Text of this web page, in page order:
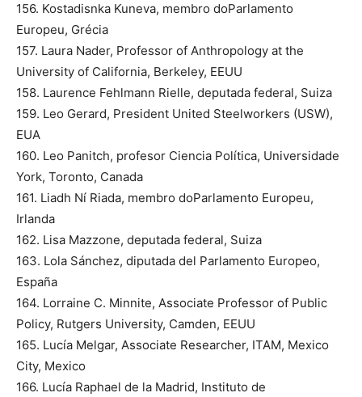
156. Kostadisnka Kuneva, membro doParlamento
Europeu, Grécia
157. Laura Nader, Professor of Anthropology at the
University of California, Berkeley, EEUU
158. Laurence Fehlmann Rielle, deputada federal, Suiza
159. Leo Gerard, President United Steelworkers (USW),
EUA
160. Leo Panitch, profesor Ciencia Política, Universidade
York, Toronto, Canada
161. Liadh Ní Riada, membro doParlamento Europeu,
Irlanda
162. Lisa Mazzone, deputada federal, Suiza
163. Lola Sánchez, diputada del Parlamento Europeo,
España
164. Lorraine C. Minnite, Associate Professor of Public
Policy, Rutgers University, Camden, EEUU
165. Lucía Melgar, Associate Researcher, ITAM, Mexico
City, Mexico
166. Lucía Raphael de la Madrid, Instituto de